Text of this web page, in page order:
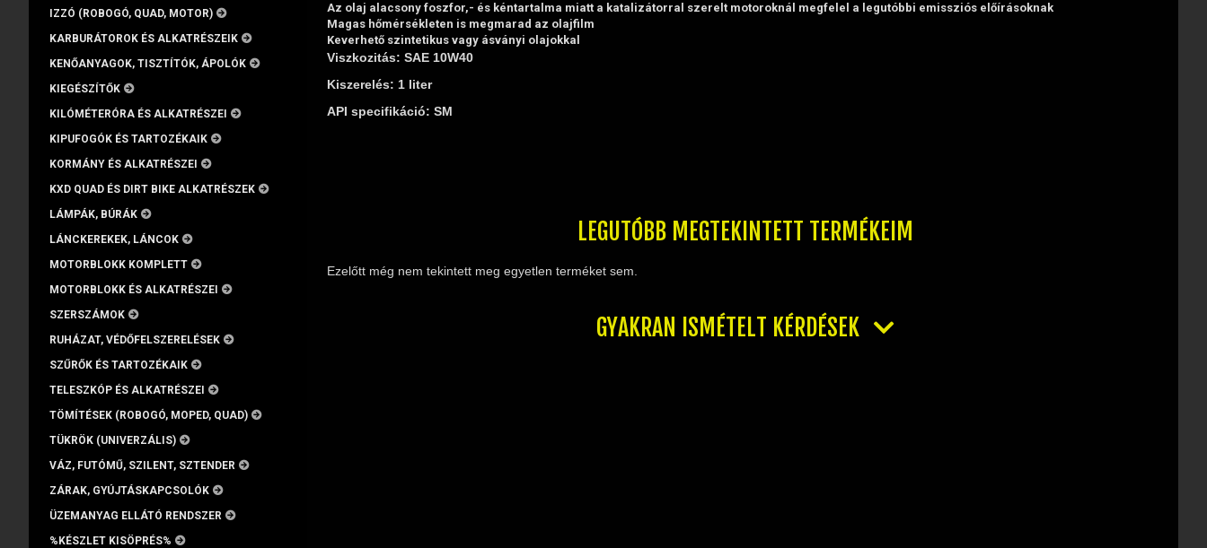
IZZÓ (ROBOGÓ, QUAD, MOTOR)
KARBURÁTOROK ÉS ALKATRÉSZEIK
KENŐANYAGOK, TISZTÍTÓK, ÁPOLÓK
KIEGÉSZÍTŐK
KILÓMÉTERÓRA ÉS ALKATRÉSZEI
KIPUFOGÓK ÉS TARTOZÉKAIK
KORMÁNY ÉS ALKATRÉSZEI
KXD QUAD ÉS DIRT BIKE ALKATRÉSZEK
LÁMPÁK, BÚRÁK
LÁNCKEREKEK, LÁNCOK
MOTORBLOKK KOMPLETT
MOTORBLOKK ÉS ALKATRÉSZEI
SZERSZÁMOK
RUHÁZAT, VÉDŐFELSZERELÉSEK
SZŰRŐK ÉS TARTOZÉKAIK
TELESZKÓP ÉS ALKATRÉSZEI
TÖMÍTÉSEK (ROBOGÓ, MOPED, QUAD)
TÜKRÖK (UNIVERZÁLIS)
VÁZ, FUTÓMŰ, SZILENT, SZTENDER
ZÁRAK, GYÚJTÁSKAPCSOLÓK
ÜZEMANYAG ELLÁTÓ RENDSZER
%KÉSZLET KISÖPRÉS%
Az olaj alacsony foszfor,- és kéntartalma miatt a katalizátorral szerelt motoroknál megfelel a legutóbbi emissziós előírásoknak
Magas hőmérsékleten is megmarad az olajfilm
Keverhető szintetikus vagy ásványi olajokkal
Viszkozitás: SAE 10W40
Kiszerelés: 1 liter
API specifikáció: SM
LEGUTÓBB MEGTEKINTETT TERMÉKEIM
Ezelőtt még nem tekintett meg egyetlen terméket sem.
GYAKRAN ISMÉTELT KÉRDÉSEK